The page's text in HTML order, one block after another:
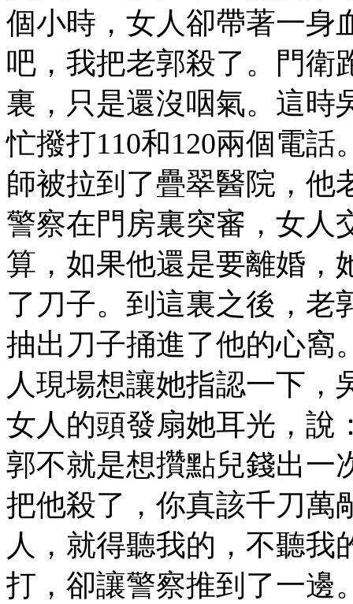
個小時，女人卻帶著一身
吧，我把老郭殺了。門衛
裏，只是還沒咽氣。這時
忙撥打110和120兩個電
師被拉到了疊翠醫院，他
警察在門房裏突審，女人
算，如果他還是要離婚，
了刀子。到這裏之後，老
抽出刀子捅進了他的心窩
人現場想讓她指認一下，
女人的頭發扇她耳光，說
郭不就是想攢點兒錢出一
把他殺了，你真該千刀萬
人，就得聽我的，不聽我
打，卻讓警察推到了一邊